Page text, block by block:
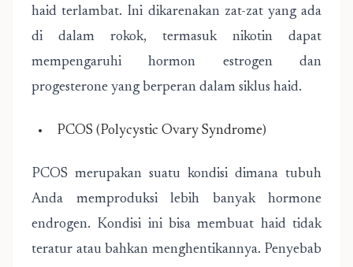
haid terlambat. Ini dikarenakan zat-zat yang ada
di dalam rokok, termasuk nikotin dapat
mempengaruhi hormon estrogen dan
progesterone yang berperan dalam siklus haid.
PCOS (Polycystic Ovary Syndrome)
PCOS merupakan suatu kondisi dimana tubuh
Anda memproduksi lebih banyak hormone
endrogen. Kondisi ini bisa membuat haid tidak
teratur atau bahkan menghentikannya. Penyebab